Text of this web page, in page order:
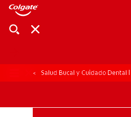
Salud Bucal y Cuidado Dental